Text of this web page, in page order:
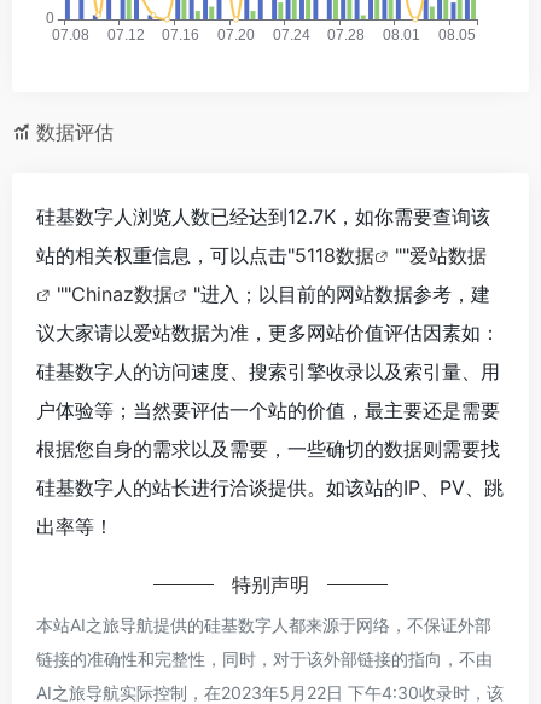
数据评估
硅基数字人浏览人数已经达到12.7K，如你需要查询该
站的相关权重信息，可以点击"5118数据 ""爱站数据
""Chinaz数据
"进入；以目前的网站数据参考，建
议大家请以爱站数据为准，更多网站价值评估因素如：
硅基数字人的访问速度、搜索引擎收录以及索引量、用
户体验等；当然要评估一个站的价值，最主要还是需要
根据您自身的需求以及需要，一些确切的数据则需要找
硅基数字人的站长进行洽谈提供。如该站的IP、PV、跳
出率等！
特别声明
本站AI之旅导航提供的硅基数字人都来源于网络，不保证外部
链接的准确性和完整性，同时，对于该外部链接的指向，不由
AI之旅导航实际控制，在2023年5月22日 下午4:30收录时，该